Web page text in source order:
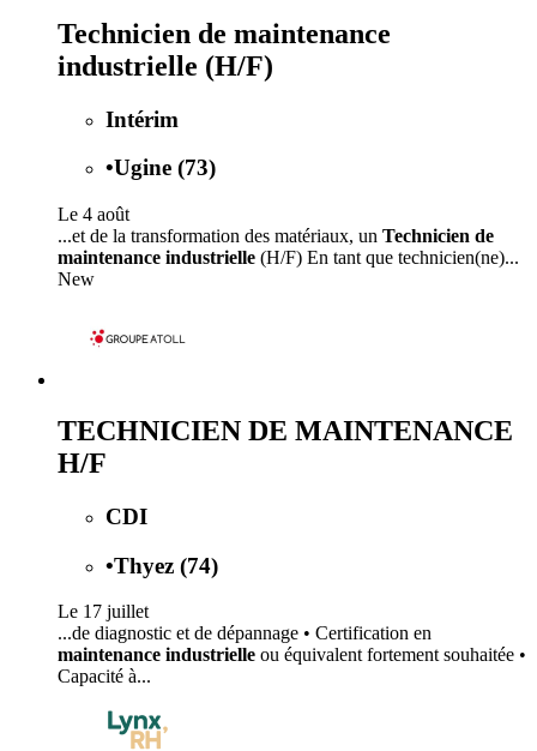
Technicien de maintenance
industrielle (H/F)
Intérim
•Ugine (73)
Le 4 août
...et de la transformation des matériaux, un Technicien de
maintenance industrielle (H/F) En tant que technicien(ne)...
New
TECHNICIEN DE MAINTENANCE
H/F
CDI
•Thyez (74)
Le 17 juillet
...de diagnostic et de dépannage • Certification en
maintenance industrielle ou équivalent fortement souhaitée •
Capacité à...